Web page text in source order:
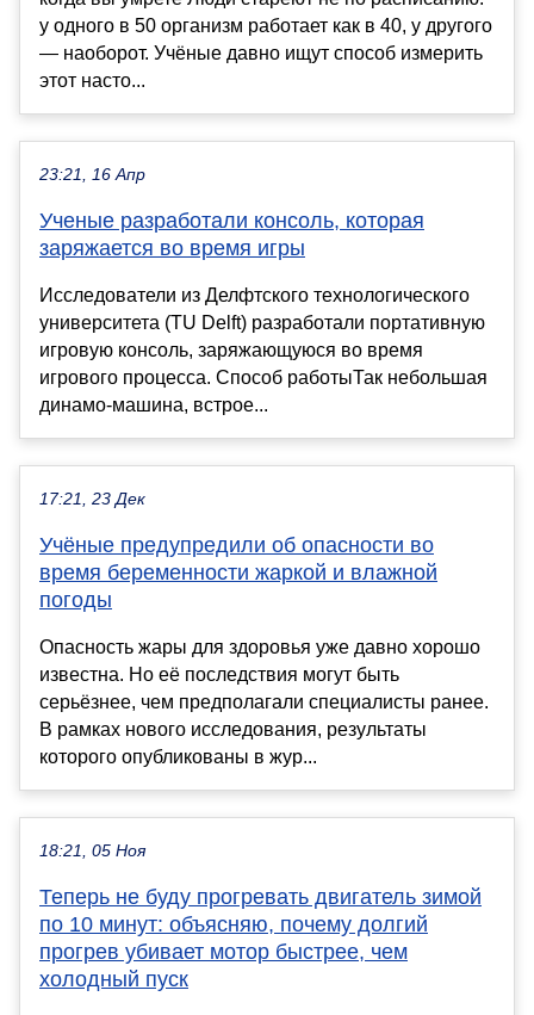
у одного в 50 организм работает как в 40, у другого
— наоборот. Учёные давно ищут способ измерить
этот насто...
23:21, 16 Апр
Ученые разработали консоль, которая
заряжается во время игры
Исследователи из Делфтского технологического
университета (TU Delft) разработали портативную
игровую консоль, заряжающуюся во время
игрового процесса. Способ работыТак небольшая
динамо-машина, встрое...
17:21, 23 Дек
Учёные предупредили об опасности во
время беременности жаркой и влажной
погоды
Опасность жары для здоровья уже давно хорошо
известна. Но её последствия могут быть
серьёзнее, чем предполагали специалисты ранее.
В рамках нового исследования, результаты
которого опубликованы в жур...
18:21, 05 Ноя
Теперь не буду прогревать двигатель зимой
по 10 минут: объясняю, почему долгий
прогрев убивает мотор быстрее, чем
холодный пуск